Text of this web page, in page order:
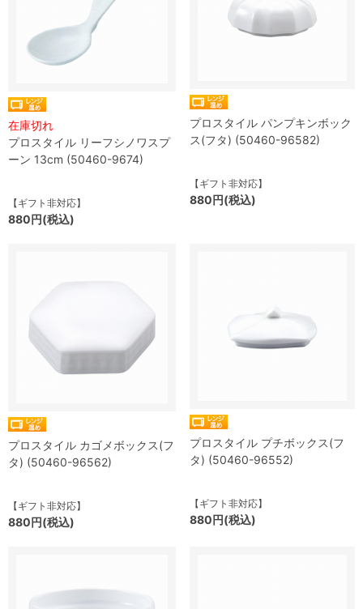
在庫切れ
プロスタイル リーフシノワスプ
ーン 13cm (50460-9674)
【ギフト非対応】
880円(税込)
プロスタイル パンプキンボック
ス(フタ) (50460-96582)
【ギフト非対応】
880円(税込)
プロスタイル カゴメボックス(フ
タ) (50460-96562)
【ギフト非対応】
880円(税込)
プロスタイル プチボックス(フ
タ) (50460-96552)
【ギフト非対応】
880円(税込)